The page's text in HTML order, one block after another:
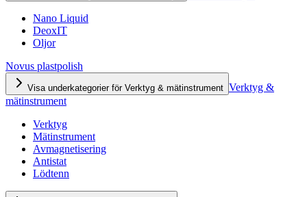
Nano Liquid
DeoxIT
Oljor
Novus plastpolish
Visa underkategorier för Verktyg & mätinstrument Verktyg &
mätinstrument
Verktyg
Mätinstrument
Avmagnetisering
Antistat
Lödtenn